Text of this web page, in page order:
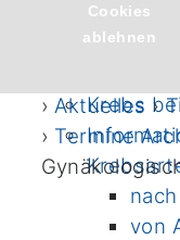
Cookies
ablehnen
CIO-
Unsere
Krebs
von
Startseite
Archivierte
›Aktuelles ›
› Termine